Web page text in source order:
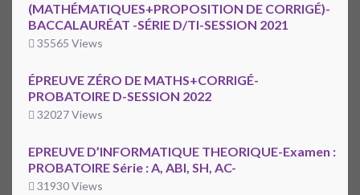
(MATHÉMATIQUES+PROPOSITION DE CORRIGÉ)-
BACCALAURÉAT -SÉRIE D/TI-SESSION 2021
35565 Views
ÉPREUVE ZÉRO DE MATHS+CORRIGÉ-
PROBATOIRE D-SESSION 2022
32027 Views
EPREUVE D’INFORMATIQUE THEORIQUE-Examen :
PROBATOIRE Série : A, ABI, SH, AC-
31930 Views